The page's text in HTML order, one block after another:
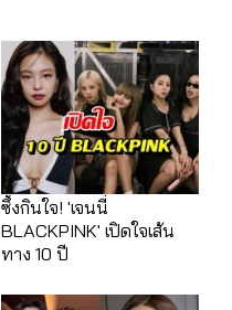
ซึ้งกินใจ! 'เจนนี่
BLACKPINK' เปิดใจเส้น
ทาง 10 ปี